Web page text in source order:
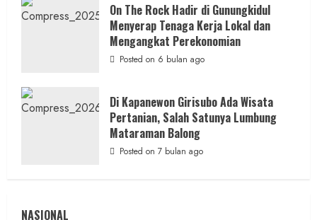
Berita Peristiwa
Rem Blong, Truk Hino Tabrak Truk Canter
di Jalur Jogja–Wonosari, Kedua Kendaraan
Posted on 4 jam ago
On The Rock Hadir di Gunungkidul
Menyerap Tenaga Kerja Lokal dan
Mengangkat Perekonomian
Posted on 6 bulan ago
Di Kapanewon Girisubo Ada Wisata
Pertanian, Salah Satunya Lumbung
Mataraman Balong
Posted on 7 bulan ago
NASIONAL